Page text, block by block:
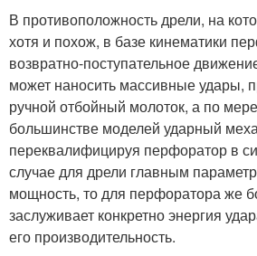
В противоположность дрели, на
хотя и похож, в базе кинематики
возвратно-поступательное
может наносить массивные удары,
ручной отбойный молоток, а по
большинстве моделей ударный
переквалифицируя перфоратор в
случае для дрели главным
мощность, то для перфоратора же
заслуживает конкретно энергия
его производительность.